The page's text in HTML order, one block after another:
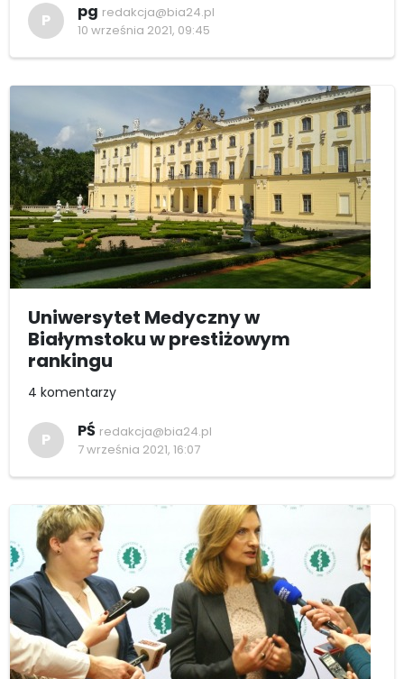
P pg redakcja@bia24.pl
10 września 2021, 09:45
Uniwersytet Medyczny w
Białymstoku w prestiżowym
rankingu
4 komentarzy
P PŚ redakcja@bia24.pl
7 września 2021, 16:07